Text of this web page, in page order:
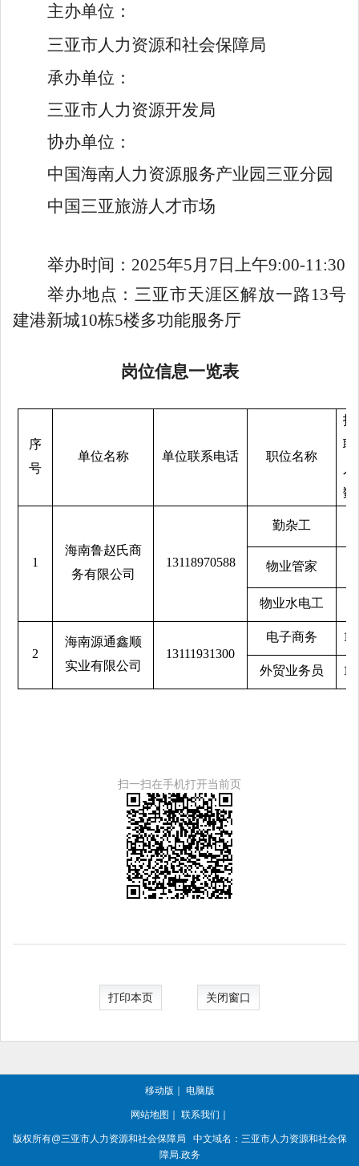
主办单位：
三亚市人力资源和社会保障局
承办单位：
三亚市人力资源开发局
协办单位：
中国海南人力资源服务产业园三亚分园
中国三亚旅游人才市场
举办时间：2025年5月7日上午9:00-11:30
举办地点：三亚市天涯区解放一路13号
建港新城10栋5楼多功能服务厅
岗位信息一览表
序
号
单位名称 单位联系电话 职位名称
招
聘
人
数
1
海南鲁赵氏商
务有限公司
13118970588
勤杂工
物业管家
物业水电工
2
海南源通鑫顺
实业有限公司
13111931300
电子商务 10
外贸业务员 10
扫一扫在手机打开当前页
打印本页 关闭窗口
移动版 电脑版
网站地图 联系我们
版权所有@三亚市人力资源和社会保障局
中文域名：三亚市人力资源和社会保
障局.政务